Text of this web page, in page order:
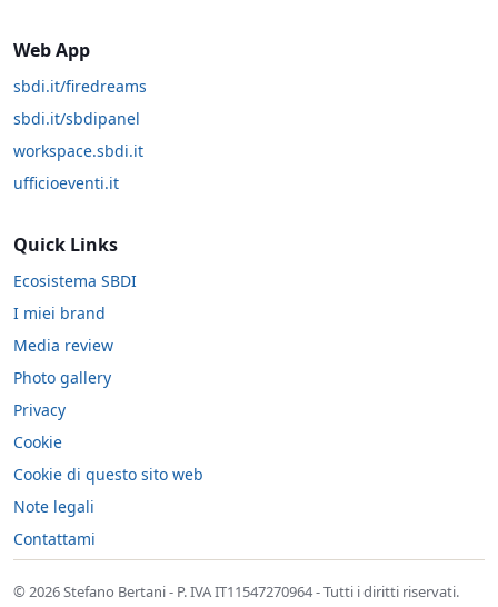
Web App
sbdi.it/firedreams
sbdi.it/sbdipanel
workspace.sbdi.it
ufficioeventi.it
Quick Links
Ecosistema SBDI
I miei brand
Media review
Photo gallery
Privacy
Cookie
Cookie di questo sito web
Note legali
Contattami
© 2026 Stefano Bertani - P. IVA IT11547270964 - Tutti i diritti riservati.